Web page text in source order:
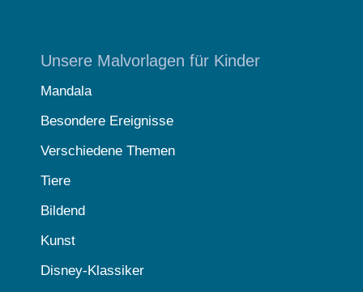
Unsere Malvorlagen für Kinder
Mandala
Besondere Ereignisse
Verschiedene Themen
Tiere
Bildend
Kunst
Disney-Klassiker